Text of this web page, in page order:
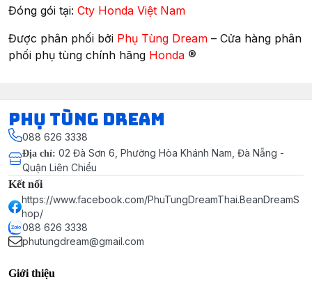
Đóng gói tại: Cty Honda Việt Nam
Được phân phối bởi Phụ Tùng Dream – Cửa hàng phân
phối phụ tùng chính hãng Honda ®
Phụ Tùng Dream
088 626 3338
Địa chỉ: 02 Đà Sơn 6, Phường Hòa Khánh Nam, Đà Nẵng -
Quận Liên Chiểu
Kết nối
https://www.facebook.com/PhuTungDreamThai.BeanDreamS
hop/
088 626 3338
phutungdream@gmail.com
Giới thiệu